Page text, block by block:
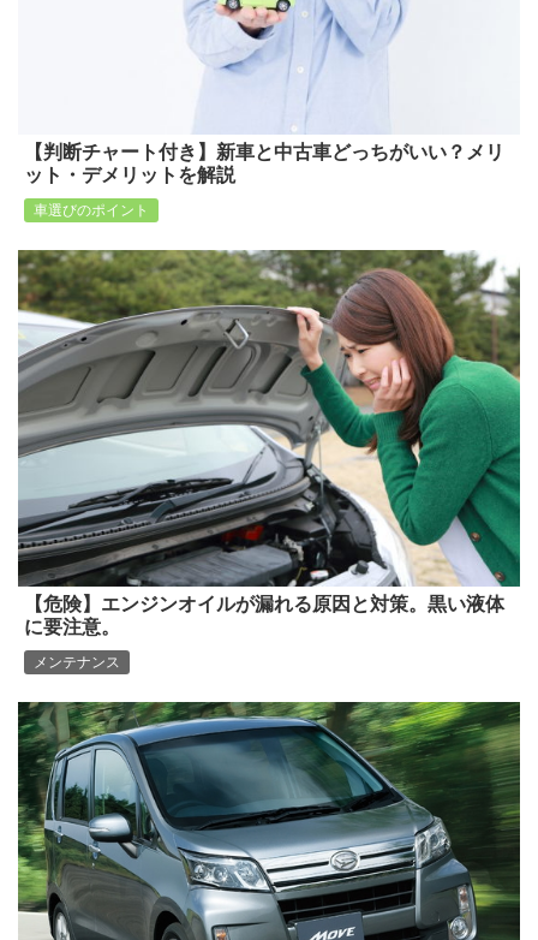
【判断チャート付き】新車と中古車どっちがいい？メリ
ット・デメリットを解説
車選びのポイント
【危険】エンジンオイルが漏れる原因と対策。黒い液体
に要注意。
メンテナンス